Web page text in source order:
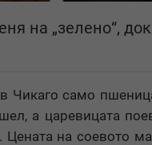
на „зелено“,
Чикаго само
а царевицата
на соевото